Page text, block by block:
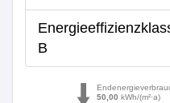
B
50,00 kWh/(m²·a)